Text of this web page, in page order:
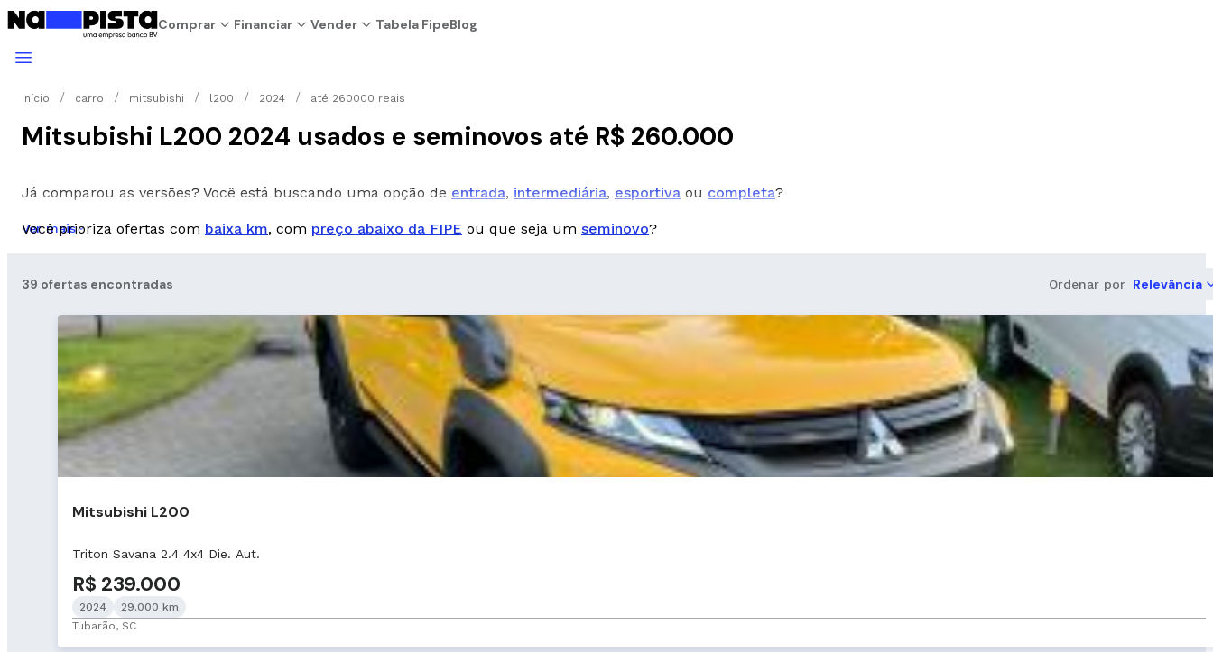
Comprar Financiar Vender Tabela FipeBlog
Início carro mitsubishi l200 2024 até 260000 reais
Mitsubishi L200 2024 usados e seminovos até R$ 260.000
Já comparou as versões? Você está buscando uma opção de entrada, intermediária, esportiva ou completa?
Você prioriza ofertas com baixa km, com preço abaixo da FIPE ou que seja um seminovo?
Ver mais
39 ofertas encontradas Ordenar por Relevância
Mitsubishi L200
Triton Savana 2.4 4x4 Die. Aut.
R$ 239.000
2024
29.000 km
Tubarão, SC